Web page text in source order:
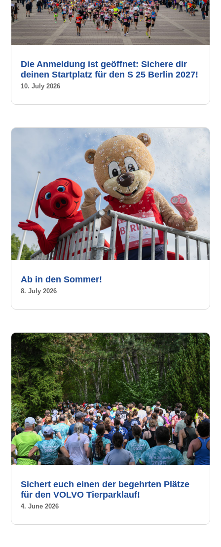
Die Anmeldung ist geöffnet: Sichere dir
deinen Startplatz für den S 25 Berlin 2027!
10. July 2026
Ab in den Sommer!
8. July 2026
Sichert euch einen der begehrten Plätze
für den VOLVO Tierparklauf!
4. June 2026